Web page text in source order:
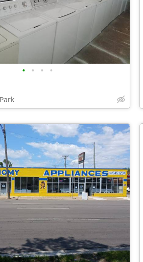
• • • •